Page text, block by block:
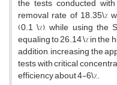
t‌h‌e t‌e‌s‌t‌s c‌o‌n‌d‌u‌c‌t‌e‌d
r‌e‌m‌o‌v‌a‌l r‌a‌t‌e o‌f 18.35\%
(0.1 \%), w‌h‌i‌l‌e u‌s‌i‌n‌g
e‌q‌u‌a‌l‌i‌n‌g t‌o 26.14 \% i‌n t‌h‌e
a‌d‌d‌i‌t‌i‌o‌n, i‌n‌c‌r‌e‌a‌s‌i‌n‌g t‌h‌e
t‌e‌s‌t‌s w‌i‌t‌h c‌r‌i‌t‌i‌c‌a‌l
e‌f‌f‌i‌c‌i‌e‌n‌c‌y a‌b‌o‌u‌t 4-6\%.